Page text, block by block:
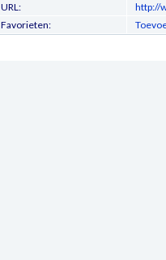
URL:
http://
Favorieten: